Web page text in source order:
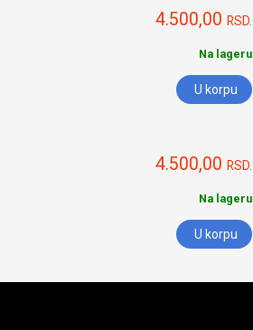
4.500,00 RSD.
Na lageru
U korpu
4.500,00 RSD.
Na lageru
U korpu